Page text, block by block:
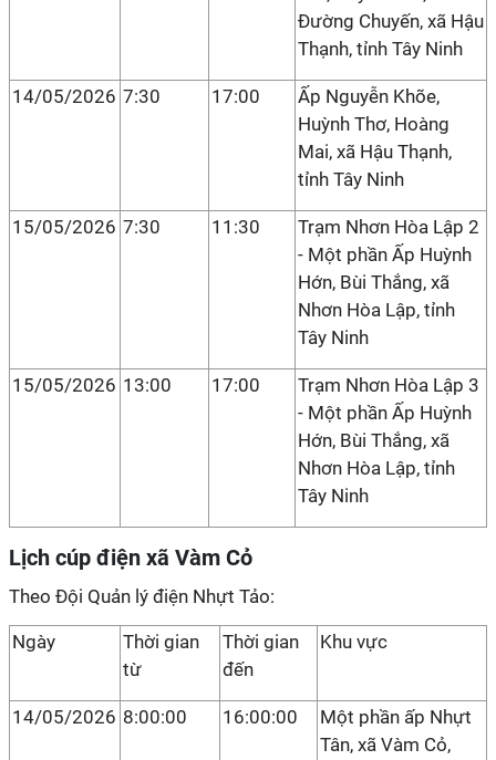
Đường Chuyến, xã Hậu
Thạnh, tỉnh Tây Ninh
14/05/2026 7:30 17:00
Ấp Nguyễn Khõe,
Huỳnh Thơ, Hoàng
Mai, xã Hậu Thạnh,
tỉnh Tây Ninh
15/05/2026 7:30 11:30
Trạm Nhơn Hòa Lập 2
- Một phần Ấp Huỳnh
Hớn, Bùi Thắng, xã
Nhơn Hòa Lập, tỉnh
Tây Ninh
15/05/2026 13:00 17:00
Trạm Nhơn Hòa Lập 3
- Một phần Ấp Huỳnh
Hớn, Bùi Thắng, xã
Nhơn Hòa Lập, tỉnh
Tây Ninh
Lịch cúp điện xã Vàm Cỏ
Theo Đội Quản lý điện Nhựt Tảo:
Ngày
Thời gian
từ
Thời gian
đến
Khu vực
14/05/2026 8:00:00 16:00:00
Một phần ấp Nhựt
Tân, xã Vàm Cỏ,